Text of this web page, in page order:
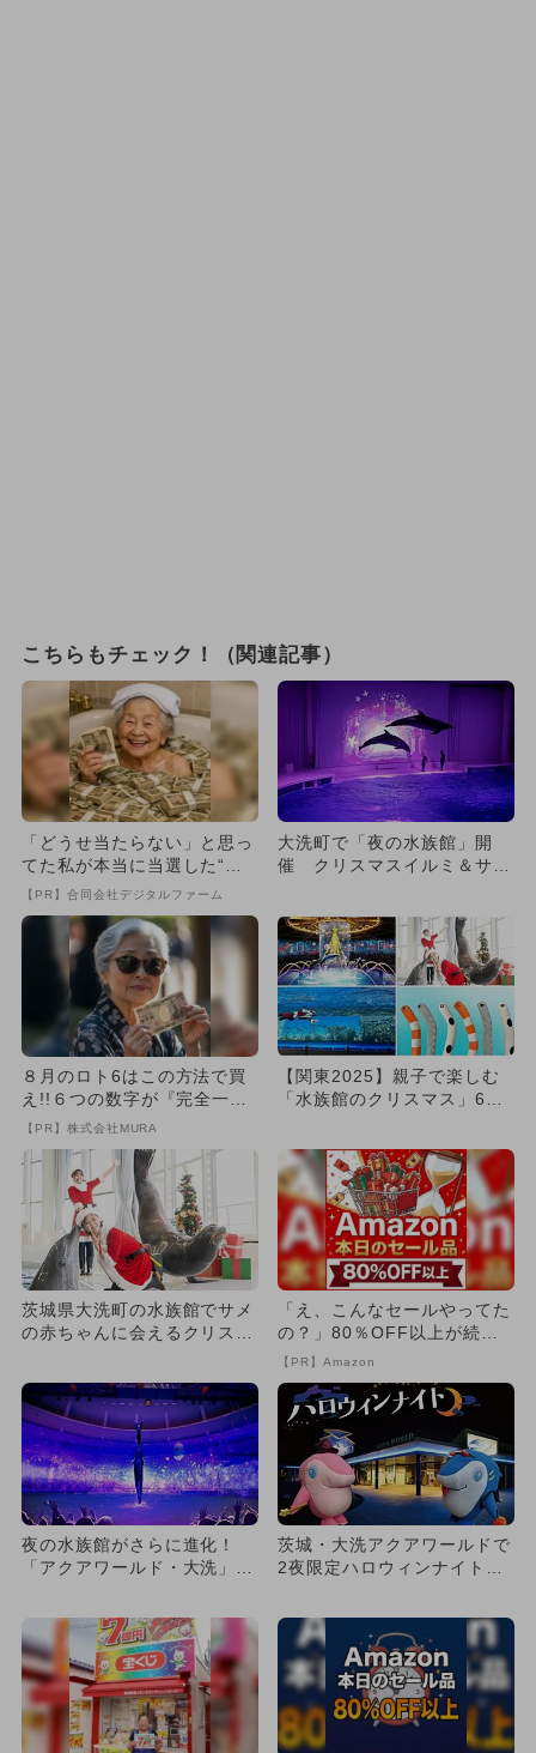
こちらもチェック！（関連記事）
「どうせ当たらない」と思っ
てた私が本当に当選した“買
い方”がこれ
【PR】合同会社デジタルファーム
大洗町で「夜の水族館」開
催 クリスマスイルミ＆サメ
８月のロト6はこの方法で買
え!!６つの数字が『完全一
致』する方法
【PR】株式会社MURA
【関東2025】親子で楽しむ
「水族館のクリスマス」6
茨城県大洗町の水族館でサメ
の赤ちゃんに会えるクリスマ
「え、こんなセールやってた
の？」80％OFF以上が続々
登場！Amazonの本気が...
【PR】Amazon
夜の水族館がさらに進化！
「アクアワールド・大洗」の
茨城・大洗アクアワールドで
2夜限定ハロウィンナイト開